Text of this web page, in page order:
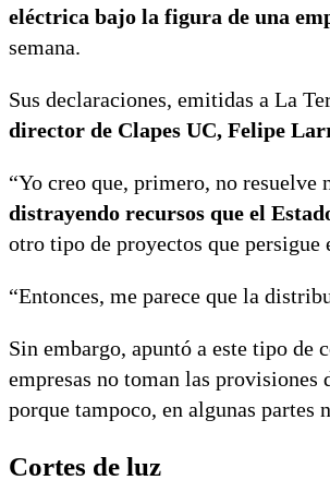
eléctrica bajo la figura de una
semana.
Sus declaraciones, emitidas a La
director de Clapes UC, Felipe
“Yo creo que, primero, no resuelve
distrayendo recursos que el
otro tipo de proyectos que persigue
“Entonces, me parece que la
Sin embargo, apuntó a este tipo de
empresas no toman las provisiones
porque tampoco, en algunas partes
Cortes de luz